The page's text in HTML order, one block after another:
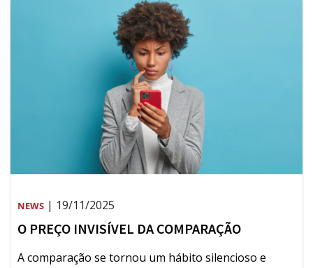
NEWS | 19/11/2025
O PREÇO INVISÍVEL DA COMPARAÇÃO
A comparação se tornou um hábito silencioso e